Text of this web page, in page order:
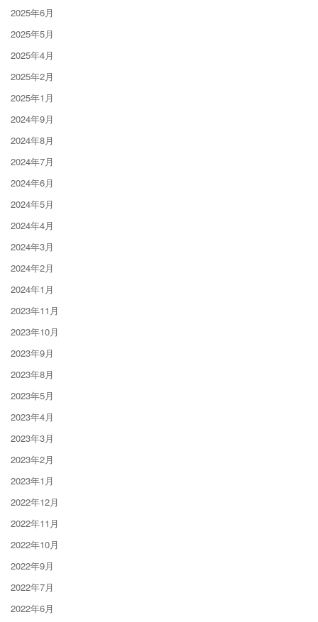
2025年6月
2025年5月
2025年4月
2025年2月
2025年1月
2024年9月
2024年8月
2024年7月
2024年6月
2024年5月
2024年4月
2024年3月
2024年2月
2024年1月
2023年11月
2023年10月
2023年9月
2023年8月
2023年5月
2023年4月
2023年3月
2023年2月
2023年1月
2022年12月
2022年11月
2022年10月
2022年9月
2022年7月
2022年6月